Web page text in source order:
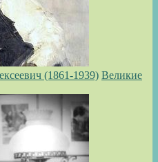
(1861-1939) Великие